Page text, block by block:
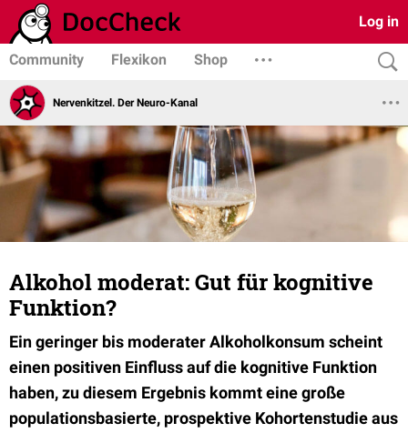
Log in
Community Flexikon Shop
Nervenkitzel. Der Neuro-Kanal
Alkohol moderat: Gut für kognitive
Funktion?
Ein geringer bis moderater Alkoholkonsum scheint
einen positiven Einfluss auf die kognitive Funktion
haben, zu diesem Ergebnis kommt eine große
populationsbasierte, prospektive Kohortenstudie aus